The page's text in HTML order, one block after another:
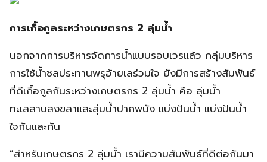
การเกื้อกูลระหว่างเกษตรกร 2 ลุ่มน้ำ
นอกจากการบริหารจัดการน้ำแบบรอบเวรแล้ว กลุ่มบริหาร
การใช้น้ำชลประทานพรุอ้ายเลร่วมใจ ยังมีการสร้างสัมพันธ์
ที่ดีเกื้อกูลกันระหว่างเกษตรกร 2 ลุ่มน้ำ คือ ลุ่มน้ำ
ทะเลสาบสงขลาและลุ่มน้ำปากพนัง แบ่งปันน้ำ แบ่งปันน้ำ
ใจกันและกัน
“สำหรับเกษตรกร 2 ลุ่มน้ำ เรามีความสัมพันธ์ที่ดีต่อกันมา